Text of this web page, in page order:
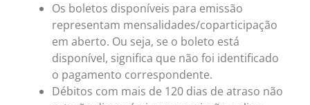
Os boletos disponíveis para emissão
representam mensalidades/coparticipação
em aberto. Ou seja, se o boleto está
disponível, significa que não foi identificado
o pagamento correspondente.
Débitos com mais de 120 dias de atraso não